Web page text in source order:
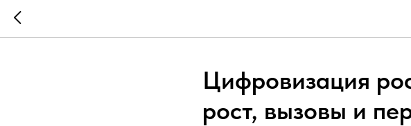
Цифровизация
рост, вызовы и